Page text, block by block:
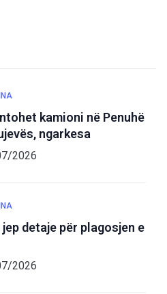
kamioni në Penuhë
ngarkesa
2026
detaje për plagosjen e
2026